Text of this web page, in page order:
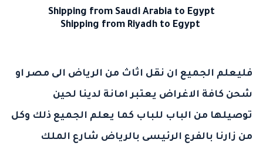
Shipping from Saudi Arabia to Egypt
Shipping from Riyadh to Egypt
فليعلم الجميع ان نقل اثاث من الرياض الى مصر او
شحن كافة الاغراض يعتبر امانة لدينا لحين
توصيلها من الباب للباب كما يعلم الجميع ذلك وكل
من زارنا بالفرع الرئيسى بالرياض شارع الملك